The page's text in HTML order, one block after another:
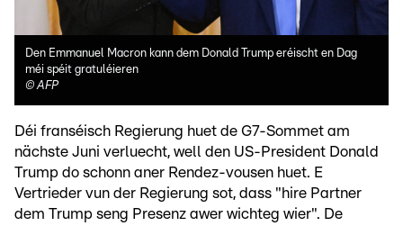
Den Emmanuel Macron kann dem Donald Trump eréischt en Dag
méi spéit gratuléieren
©AFP
Déi franséisch Regierung huet de G7-Sommet am
nächste Juni verluecht, well den US-President Donald
Trump do schonn aner Rendez-vousen huet. E
Vertrieder vun der Regierung sot, dass "hire Partner
dem Trump seng Presenz awer wichteg wier". De